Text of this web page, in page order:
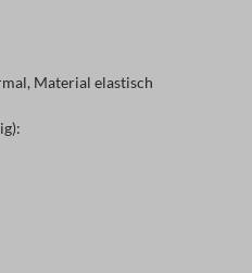
Material elastisch